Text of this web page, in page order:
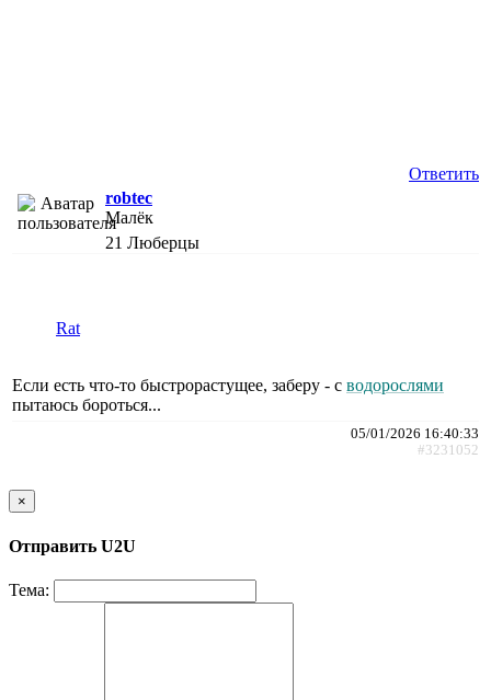
Ответить
robtec
Малёк
21 Люберцы
Rat
Если есть что-то быстрорастущее, заберу - с водорослями
пытаюсь бороться...
05/01/2026 16:40:33
#3231052
×
Отправить U2U
Тема: